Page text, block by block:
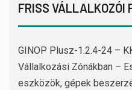
FRISS VÁLLALKOZÓI
GINOP Plusz-1.2.4-24 –
Vállalkozási Zónákban –
eszközök, gépek